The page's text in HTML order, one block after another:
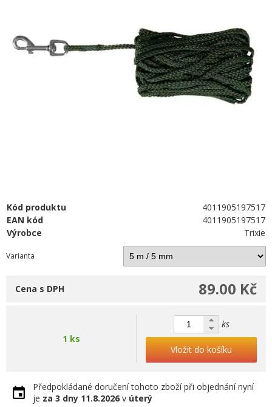
Kód produktu
4011905197517
EAN kód
4011905197517
Výrobce
Trixie
Varianta
89.00 Kč
Cena s DPH
1 ks
ks
Vložit do košíku
Předpokládané doručení tohoto zboží při objednání nyní
je za 3 dny 11.8.2026 v úterý